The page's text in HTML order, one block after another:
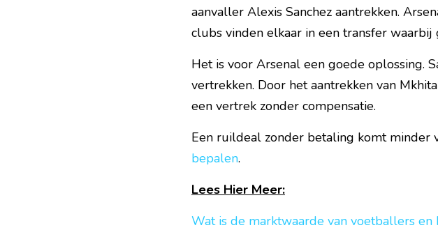
aanvaller Alexis Sanchez aantrekken.
clubs vinden elkaar in een transfer
Het is voor Arsenal een goede oplossing.
vertrekken. Door het aantrekken van
een vertrek zonder compensatie.
Een ruildeal zonder betaling komt minder
bepalen.
Lees Hier Meer:
Wat is de marktwaarde van voetballers